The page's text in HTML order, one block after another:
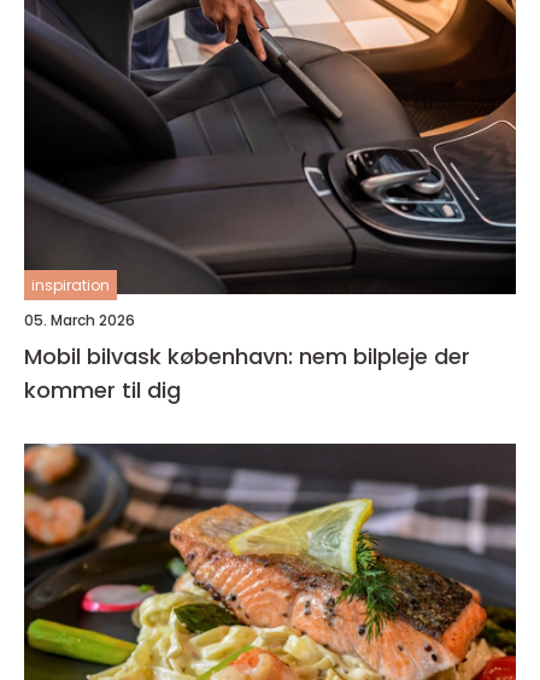
inspiration
05. March 2026
Mobil bilvask københavn: nem bilpleje der
kommer til dig